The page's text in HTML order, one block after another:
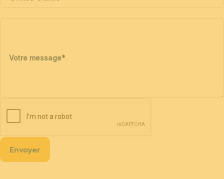
Votre message*
Envoyer